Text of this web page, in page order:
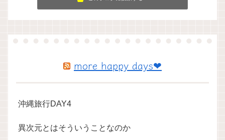
more happy days❤
沖縄旅行DAY4
異次元とはそういうことなのか